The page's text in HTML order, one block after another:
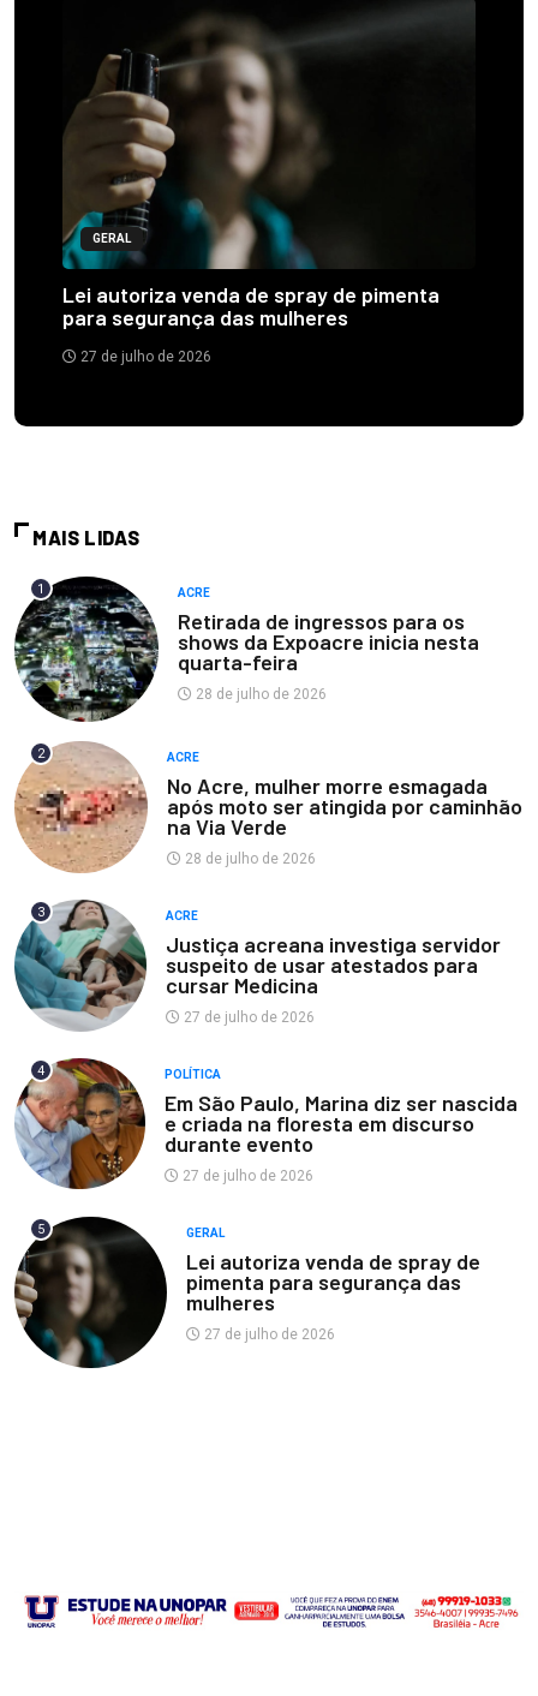
GERAL
Lei autoriza venda de spray de pimenta
para segurança das mulheres
27 de julho de 2026
MAIS LIDAS
1 ACRE
Retirada de ingressos para os
shows da Expoacre inicia nesta
quarta-feira
28 de julho de 2026
2 ACRE
No Acre, mulher morre esmagada
após moto ser atingida por caminhão
na Via Verde
28 de julho de 2026
3 ACRE
Justiça acreana investiga servidor
suspeito de usar atestados para
cursar Medicina
27 de julho de 2026
4 POLÍTICA
Em São Paulo, Marina diz ser nascida
e criada na floresta em discurso
durante evento
27 de julho de 2026
5 GERAL
Lei autoriza venda de spray de
pimenta para segurança das
mulheres
27 de julho de 2026